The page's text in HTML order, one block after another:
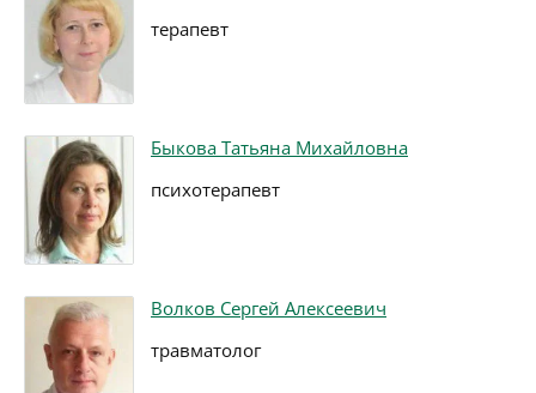
терапевт
Быкова Татьяна Михайловна
психотерапевт
Волков Сергей Алексеевич
травматолог